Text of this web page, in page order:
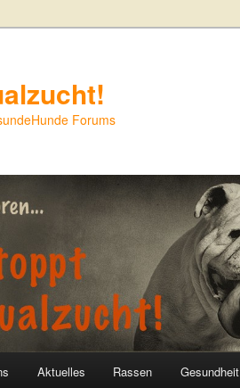
Forums
Aktuelles Rassen Gesundheit